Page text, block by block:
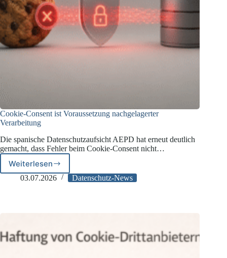
Cookie-Consent ist Voraussetzung nachgelagerter
Verarbeitung
Die spanische Datenschutzaufsicht AEPD hat erneut deutlich
gemacht, dass Fehler beim Cookie-Consent nicht…
Weiterlesen
Cookie-
Consent
03.07.2026 Datenschutz-News